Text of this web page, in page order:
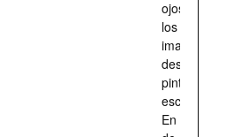
ojos quienes
los han
imaginado,
descrito,
pintado,
esculpido...
En definitiva,